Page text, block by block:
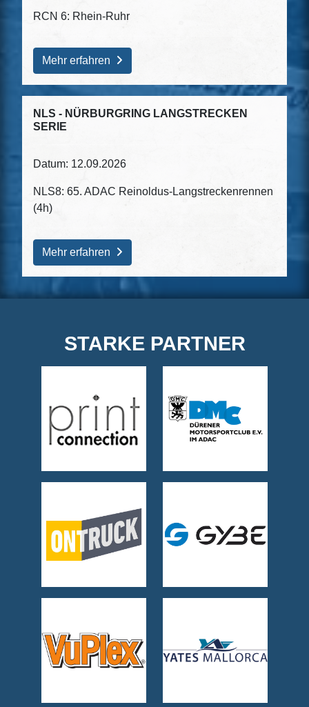
RCN 6: Rhein-Ruhr
Mehr erfahren
NLS - NÜRBURGRING LANGSTRECKEN
SERIE
Datum: 12.09.2026
NLS8: 65. ADAC Reinoldus-Langstreckenrennen
(4h)
Mehr erfahren
STARKE PARTNER